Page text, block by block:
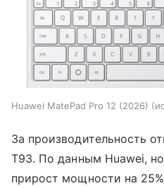
Huawei MatePad Pro 12 (2026)
За производительность
T93. По данным Huawei,
прирост мощности на